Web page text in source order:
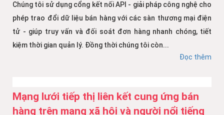
Chúng tôi sử dụng cổng kết nối API - giải pháp công nghệ cho
phép trao đổi dữ liệu bán hàng với các sàn thương mại điện
tử - giúp truy vấn và đối soát đơn hàng nhanh chóng, tiết
kiệm thời gian quản lý. Đồng thời chúng tôi còn...
Đọc thêm
Mạng lưới tiếp thị liên kết cung ứng bán
hàng trên mạng xã hội và người nổi tiếng